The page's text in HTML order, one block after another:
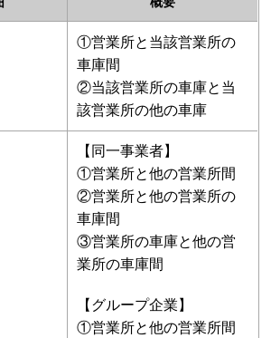
①営業所と当該営業所の
車庫間
②当該営業所の車庫と当
該営業所の他の車庫
【同一事業者】
①営業所と他の営業所間
②営業所と他の営業所の
車庫間
③営業所の車庫と他の営
業所の車庫間
【グループ企業】
①営業所と他の営業所間